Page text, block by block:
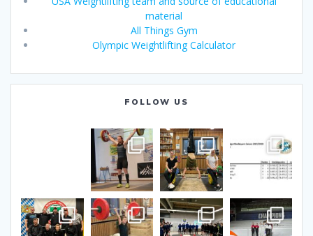
material
All Things Gym
Olympic Weightlifting Calculator
FOLLOW US